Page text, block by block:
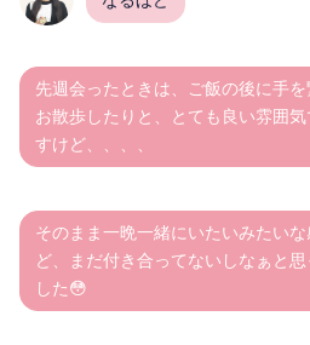
先週会ったときは、ご飯の後に手を
お散歩したりと、とても良い雰囲
すけど、、、、
そのまま一晩一緒にいたいみたい
ど、まだ付き合ってないしなぁと
した😳